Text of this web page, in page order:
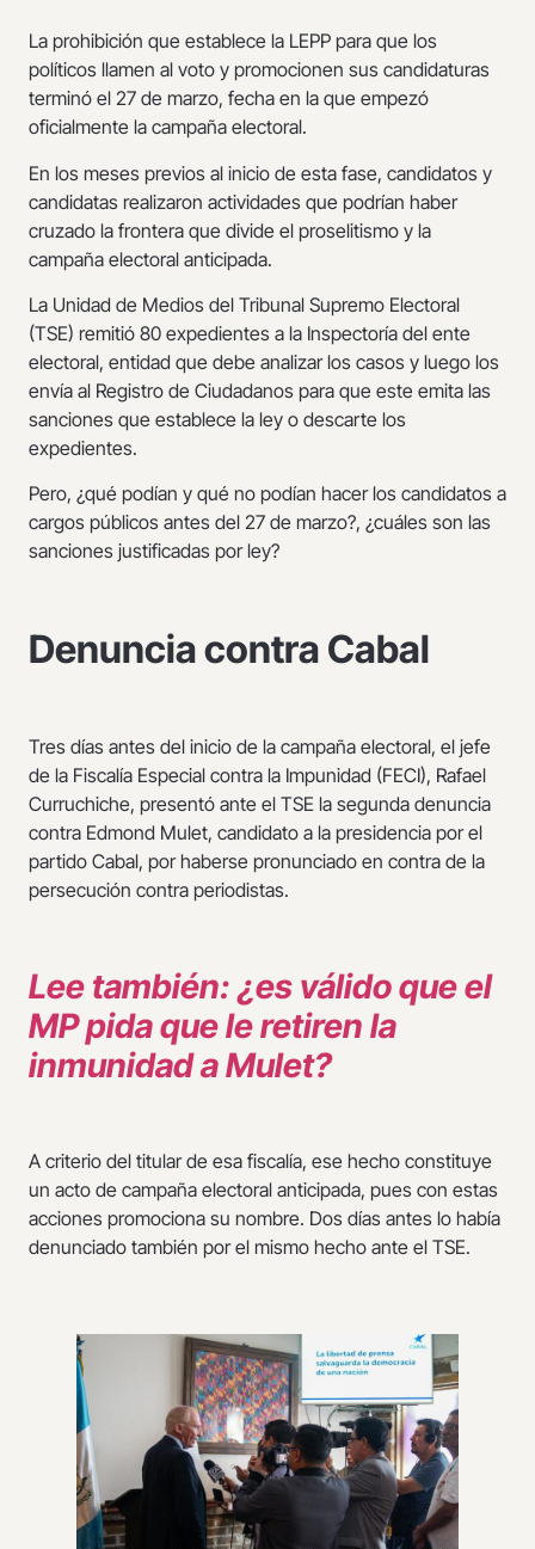
La prohibición que establece la LEPP para que los
políticos llamen al voto y promocionen sus candidaturas
terminó el 27 de marzo, fecha en la que empezó
oficialmente la campaña electoral.
En los meses previos al inicio de esta fase, candidatos y
candidatas realizaron actividades que podrían haber
cruzado la frontera que divide el proselitismo y la
campaña electoral anticipada.
La Unidad de Medios del Tribunal Supremo Electoral
(TSE) remitió 80 expedientes a la Inspectoría del ente
electoral, entidad que debe analizar los casos y luego los
envía al Registro de Ciudadanos para que este emita las
sanciones que establece la ley o descarte los
expedientes.
Pero, ¿qué podían y qué no podían hacer los candidatos a
cargos públicos antes del 27 de marzo?, ¿cuáles son las
sanciones justificadas por ley?
Denuncia contra Cabal
Tres días antes del inicio de la campaña electoral, el jefe
de la Fiscalía Especial contra la Impunidad (FECI), Rafael
Curruchiche, presentó ante el TSE la segunda denuncia
contra Edmond Mulet, candidato a la presidencia por el
partido Cabal, por haberse pronunciado en contra de la
persecución contra periodistas.
Lee también: ¿es válido que el
MP pida que le retiren la
inmunidad a Mulet?
A criterio del titular de esa fiscalía, ese hecho constituye
un acto de campaña electoral anticipada, pues con estas
acciones promociona su nombre. Dos días antes lo había
denunciado también por el mismo hecho ante el TSE.